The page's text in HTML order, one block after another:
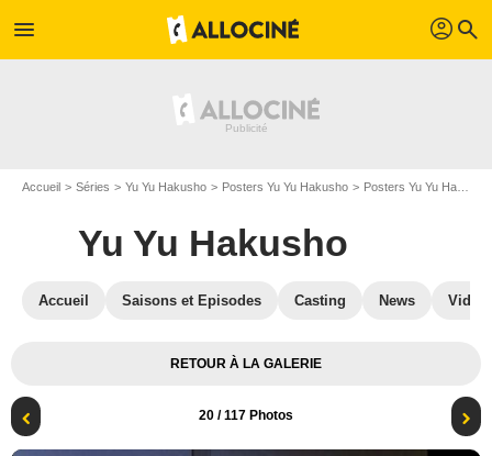
menu profil search
Accueil Séries Yu Yu Hakusho Posters Yu Yu Hakusho Posters Yu Yu Hakusho S04
Yu Yu Hakusho
Accueil Saisons et Episodes Casting News
RETOUR À LA GALERIE
20 / 117 Photos